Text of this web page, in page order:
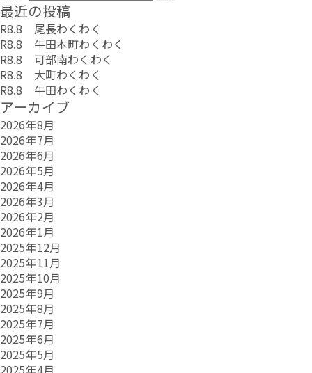
最近の投稿
R8.8 尾長わくわく
R8.8 牛田本町わくわく
R8.8 可部南わくわく
R8.8 大町わくわく
R8.8 牛田わくわく
アーカイブ
2026年8月
2026年7月
2026年6月
2026年5月
2026年4月
2026年3月
2026年2月
2026年1月
2025年12月
2025年11月
2025年10月
2025年9月
2025年8月
2025年7月
2025年6月
2025年5月
2025年4月